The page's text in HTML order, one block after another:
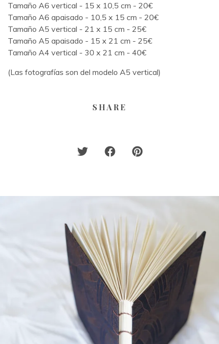
Tamaño A6 vertical - 15 x 10,5 cm - 20€
Tamaño A6 apaisado - 10,5 x 15 cm - 20€
Tamaño A5 vertical - 21 x 15 cm - 25€
Tamaño A5 apaisado - 15 x 21 cm - 25€
Tamaño A4 vertical - 30 x 21 cm - 40€
(Las fotografías son del modelo A5 vertical)
SHARE